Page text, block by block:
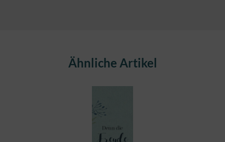
Produktgalerie überspringenÄhnliche Artikel